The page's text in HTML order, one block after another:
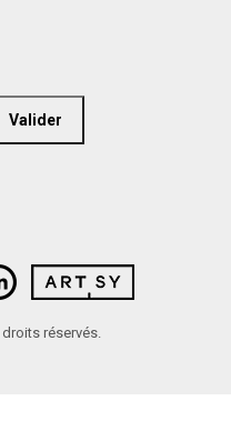
réservés.